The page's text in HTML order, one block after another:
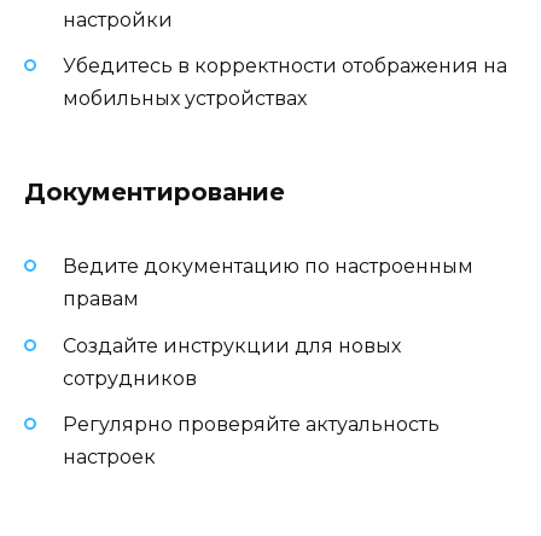
настройки
Убедитесь в корректности отображения на
мобильных устройствах
Документирование
Ведите документацию по настроенным
правам
Создайте инструкции для новых
сотрудников
Регулярно проверяйте актуальность
настроек